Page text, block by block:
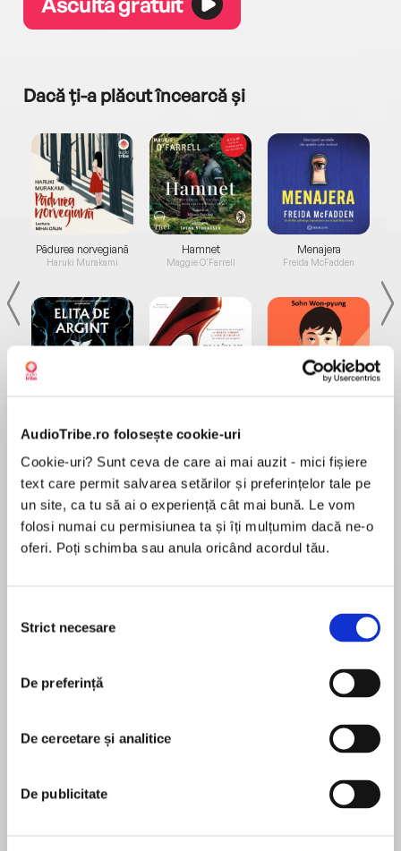
AudioTribe.ro folosește cookie-uri
Cookie-uri? Sunt ceva de care ai mai auzit - mici fișiere
text care permit salvarea setărilor și preferințelor tale pe
un site, ca tu să ai o experiență cât mai bună. Le vom
folosi numai cu permisiunea ta și îți mulțumim dacă ne-o
oferi. Poți schimba sau anula oricând acordul tău.
consimțământului
Strict necesare
De preferință
De cercetare și analitice
De publicitate
Dacă ți-a plăcut încearcă și
Pădurea norvegiană
Haruki Murakami
de...
Dani Francis
Hamnet
Maggie O'Farrell
la...
Lauren Weisberger
Menajera
Freida McFadden
Desprecarte
What would you change if you had to start your
When Emma Harris wakes up from a coma she
learns that her fiancé and her BFF have fallen in
love, she’s lost her job, and the life she knew is
starts over from scratch. Not as easy as it
sounds, of course. But she’s never been a
quitter, even if she wishes she could quit rehab,
where her hot but evil physical therapist, Simon,
În acest moment nu există recenzii
Jill Shalvis
New York Timesbestselling author Jill Shalvis lives
in a small town in the Sierras full of quirky